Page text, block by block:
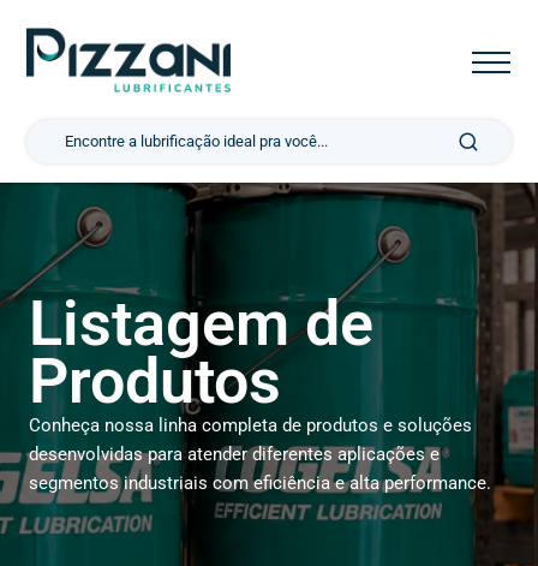
Listagem de
Produtos
Conheça nossa linha completa de produtos e soluções
desenvolvidas para atender diferentes aplicações e
segmentos industriais com eficiência e alta performance.